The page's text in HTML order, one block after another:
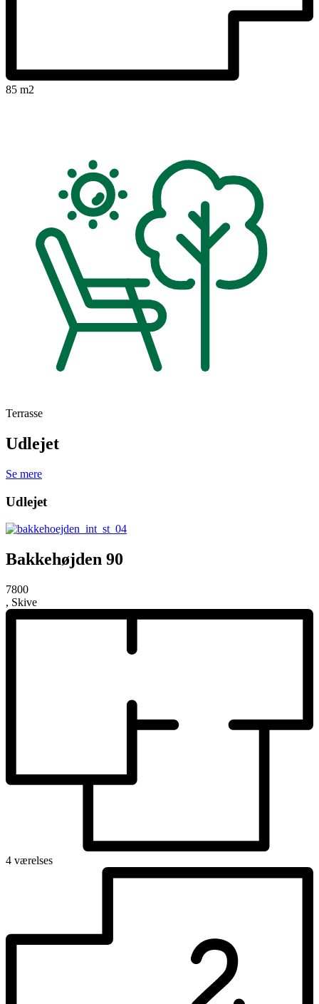
85 m2
Terrasse
Udlejet
Se mere
Udlejet
Bakkehøjden 90
7800
, Skive
4 værelses